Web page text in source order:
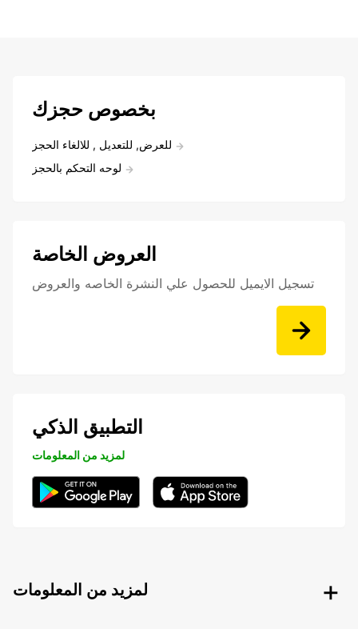
بخصوص حجزك
للعرض, للتعديل , للالغاء الحجز
لوحه التحكم بالحجز
العروض الخاصة
تسجيل الايميل للحصول علي النشرة الخاصه والعروض
التطبيق الذكي
لمزيد من المعلومات
لمزيد من المعلومات